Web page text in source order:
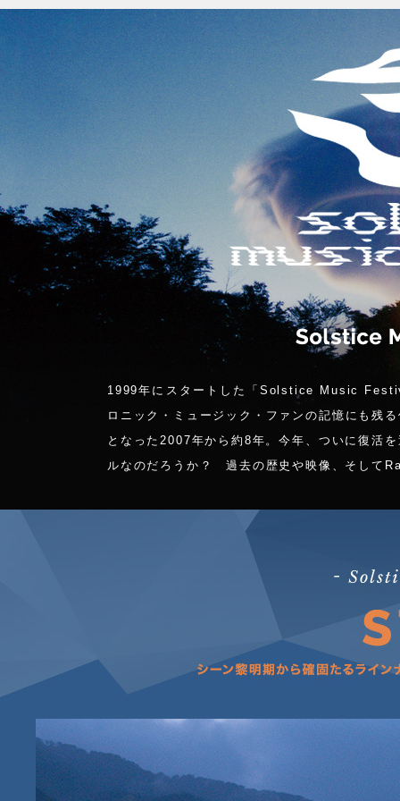
1999年にスタートした「Solstice Music
ロニック・ミュージック・ファンの記憶にも残
となった2007年から約8年。今年、ついに復
ルなのだろうか？ 過去の歴史や映像、そして